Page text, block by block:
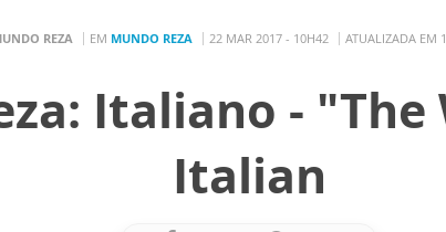
REZA EM MUNDO REZA 22 MAR 2017 - 10H42 ATUALIZADA EM
Italiano - "The
Italian